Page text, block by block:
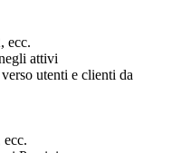
ecc.
attivi
utenti e clienti da
ecc.